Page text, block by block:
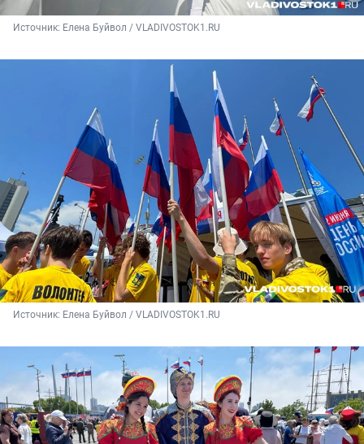
Источник: Елена Буйвол / VLADIVOSTOK1.RU
Источник: Елена Буйвол / VLADIVOSTOK1.RU